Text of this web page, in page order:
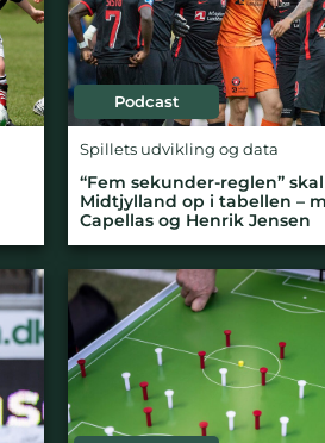
Podcast
Spillets udvikling og data
“Fem sekunder-reglen”
Midtjylland op i tabellen –
Capellas og Henrik Jensen